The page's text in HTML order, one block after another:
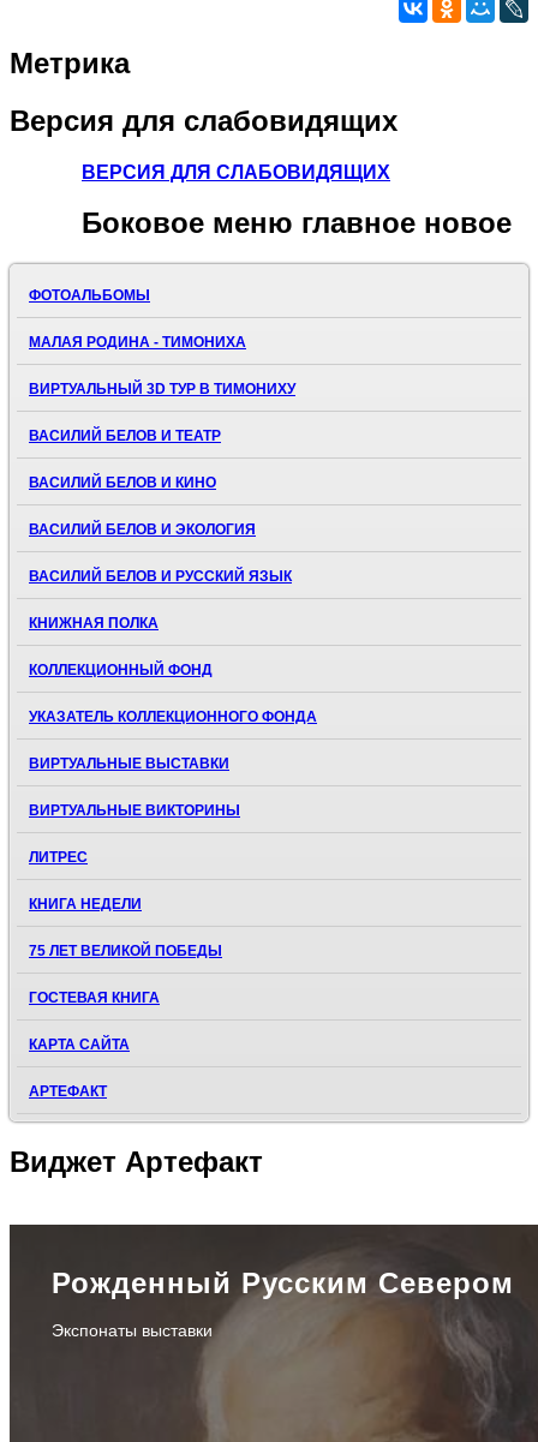
Метрика
Версия для слабовидящих
ВЕРСИЯ ДЛЯ СЛАБОВИДЯЩИХ
Боковое меню главное новое
ФОТОАЛЬБОМЫ
МАЛАЯ РОДИНА - ТИМОНИХА
ВИРТУАЛЬНЫЙ 3D ТУР В ТИМОНИХУ
ВАСИЛИЙ БЕЛОВ И ТЕАТР
ВАСИЛИЙ БЕЛОВ И КИНО
ВАСИЛИЙ БЕЛОВ И ЭКОЛОГИЯ
ВАСИЛИЙ БЕЛОВ И РУССКИЙ ЯЗЫК
КНИЖНАЯ ПОЛКА
КОЛЛЕКЦИОННЫЙ ФОНД
УКАЗАТЕЛЬ КОЛЛЕКЦИОННОГО ФОНДА
ВИРТУАЛЬНЫЕ ВЫСТАВКИ
ВИРТУАЛЬНЫЕ ВИКТОРИНЫ
ЛИТРЕС
КНИГА НЕДЕЛИ
75 ЛЕТ ВЕЛИКОЙ ПОБЕДЫ
ГОСТЕВАЯ КНИГА
КАРТА САЙТА
АРТЕФАКТ
Виджет Артефакт
Рожденный Русским Севером
Экспонаты выставки